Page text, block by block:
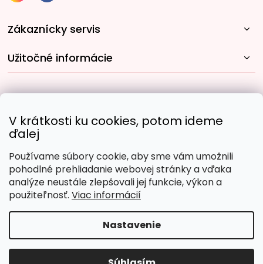
V krátkosti ku cookies, potom ideme
ďalej
Používame súbory cookie, aby sme vám umožnili
pohodlné prehliadanie webovej stránky a vďaka
analýze neustále zlepšovali jej funkcie, výkon a
použiteľnosť. Viac informácií
Nastavenie
Zákaznícky servis
Užitočné informácie
Obľúbené spôsoby platby:
Copyright 2026Malujpodlacisel.sk. Všetky práva
vyhradené.Upraviť nastavenie cookies